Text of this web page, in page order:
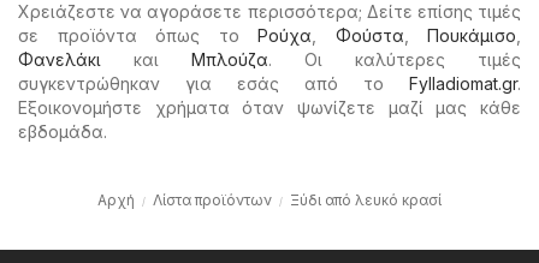
Χρειάζεστε να αγοράσετε περισσότερα; Δείτε επίσης τιμές
σε προϊόντα όπως το Ρούχα Φούστα Πουκάμισο
Φανελάκι και Μπλούζα. Οι καλύτερες τιμές
συγκεντρώθηκαν για εσάς από το Fylladiomat.gr.
Εξοικονομήστε χρήματα όταν ψωνίζετε μαζί μας κάθε
εβδομάδα.
Αρχή Λίστα προϊόντων Ξύδι από λευκό κρασί